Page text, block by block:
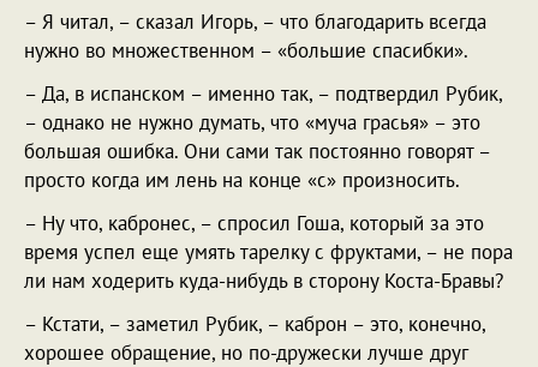
– Я читал, – сказал Игорь, – что благодарить всегда
нужно во множественном – «большие спасибки».
– Да, в испанском – именно так, – подтвердил Рубик,
– однако не нужно думать, что «муча грасья» – это
большая ошибка. Они сами так постоянно говорят –
просто когда им лень на конце «с» произносить.
– Ну что, кабронес, – спросил Гоша, который за это
время успел еще умять тарелку с фруктами, – не пора
ли нам ходерить куда-нибудь в сторону Коста-Бравы?
– Кстати, – заметил Рубик, – каброн – это, конечно,
хорошее обращение, но по-дружески лучше друг